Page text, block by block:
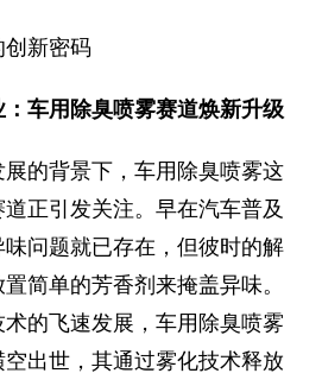
创新密码
车用除臭喷雾赛道焕新升级
的背景下，车用除臭喷雾这
正引发关注。早在汽车普及
问题就已存在，但彼时的解
简单的芳香剂来掩盖异味。
的飞速发展，车用除臭喷雾
出世，其通过雾化技术释放